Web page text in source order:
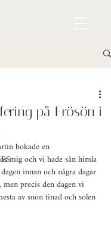
på Frösön i
bokade en
mig och vi hade sån himla
innan och några dagar
precis den dagen vi
av snön tinad och solen